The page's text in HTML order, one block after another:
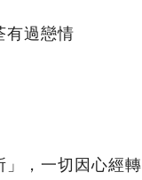
有過戀情
，一切因心經轉